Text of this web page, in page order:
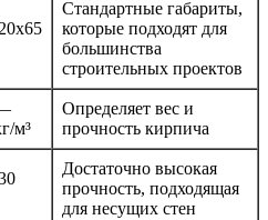
Стандартные габариты,
которые подходят для
большинства
строительных проектов
м³
Определяет вес и
прочность кирпича
Достаточно высокая
прочность, подходящая
для несущих стен